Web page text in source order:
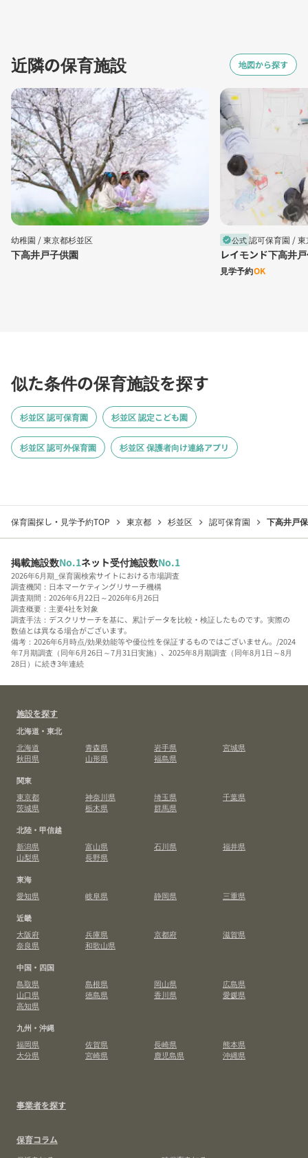
近隣の保育施設 地図から探す
幼稚園 /東京都杉並区
下高井戸子供園
verified公式認可保育園 /東
レイモンド下高井
見学予約OK
似た条件の保育施設を探す
杉並区 認可保育園 杉並区 認定こども園
杉並区 認可外保育園 杉並区 保護者向け連絡アプリ
保育園探し・見学予約TOP chevron_right 東京都 chevron_right 杉並区 chevron_right 認可保育園 chevron_right 下高井戸
掲載施設数No.1ネット受付施設数No.1
2026年6月期_保育園検索サイトにおける市場調査
調査機関：日本マーケティングリサーチ機構
調査期間：2026年6月22日～2026年6月26日
調査概要：主要4社を対象
調査手法：デスクリサーチを基に、累計データを比較・検証したものです。実際の
数値とは異なる場合がございます。
備考：2026年6月時点/効果効能等や優位性を保証するものではございません。/2024
年7月期調査（同年6月26日～7月31日実施）、2025年8月期調査（同年8月1日～8月
28日）に続き3年連続
施設を探す
北海道・東北
北海道
青森県 岩手県
宮城県
秋田県
山形県
福島県
関東
東京都
神奈川県 埼玉県
千葉県
茨城県
栃木県
群馬県
北陸・甲信越
新潟県
富山県 石川県
福井県
山梨県
長野県
東海
愛知県
岐阜県 静岡県
三重県
近畿
大阪府
兵庫県 京都府
滋賀県
奈良県
和歌山県
中国・四国
鳥取県
島根県 岡山県
広島県
山口県
徳島県 香川県
愛媛県
高知県
九州・沖縄
福岡県
佐賀県 長崎県
熊本県
大分県
宮崎県 鹿児島県 沖縄県
事業者を探す
保育コラム